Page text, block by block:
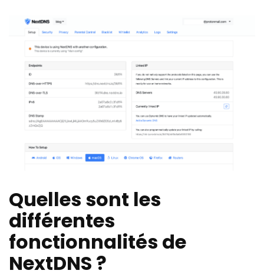
Quelles sont les
différentes
fonctionnalités de
NextDNS ?